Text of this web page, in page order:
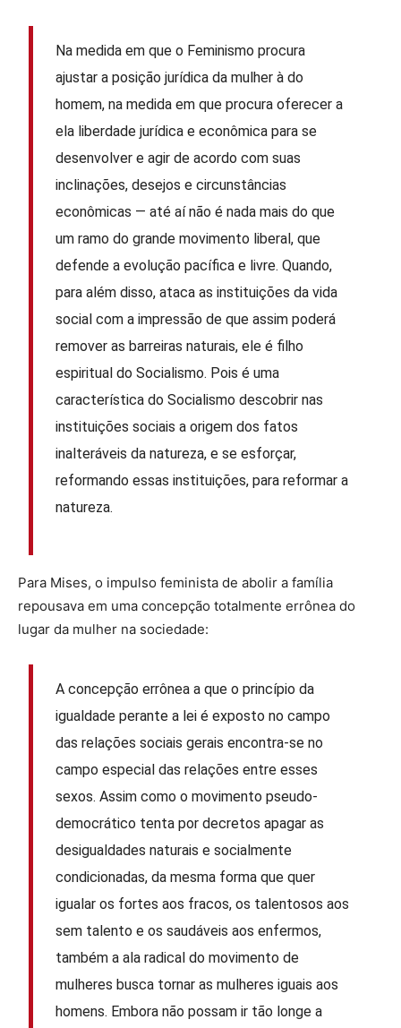
Na medida em que o Feminismo procura
ajustar a posição jurídica da mulher à do
homem, na medida em que procura oferecer a
ela liberdade jurídica e econômica para se
desenvolver e agir de acordo com suas
inclinações, desejos e circunstâncias
econômicas — até aí não é nada mais do que
um ramo do grande movimento liberal, que
defende a evolução pacífica e livre. Quando,
para além disso, ataca as instituições da vida
social com a impressão de que assim poderá
remover as barreiras naturais, ele é filho
espiritual do Socialismo. Pois é uma
característica do Socialismo descobrir nas
instituições sociais a origem dos fatos
inalteráveis ​​da natureza, e se esforçar,
reformando essas instituições, para reformar a
natureza.
Para Mises, o impulso feminista de abolir a família
repousava em uma concepção totalmente errônea do
lugar da mulher na sociedade:
A concepção errônea a que o princípio da
igualdade perante a lei é exposto no campo
das relações sociais gerais encontra-se no
campo especial das relações entre esses
sexos. Assim como o movimento pseudo-
democrático tenta por decretos apagar as
desigualdades naturais e socialmente
condicionadas, da mesma forma que quer
igualar os fortes aos fracos, os talentosos aos
sem talento e os saudáveis ​​aos enfermos,
também a ala radical do movimento de
mulheres busca tornar as mulheres iguais aos
homens. Embora não possam ir tão longe a